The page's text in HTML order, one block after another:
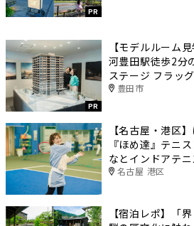
PR
PR
【モデルルーム
河豊田駅徒歩2分
ステージ フラッ
豊田市
【名古屋・港区
『ほめ達』テニ
なとインドアテニ
名古屋 港区
【宿泊レポ】「